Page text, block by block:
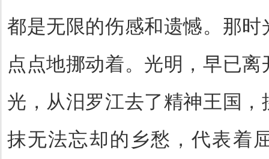
都是无限的伤感和遗憾。那
点点地挪动着。光明，早已
光，从汨罗江去了精神王国
抹无法忘却的乡愁，代表着